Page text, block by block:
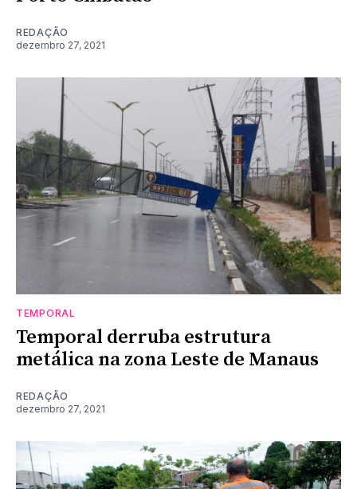
REDAÇÃO
dezembro 27, 2021
TEMPORAL
Temporal derruba estrutura
metálica na zona Leste de Manaus
REDAÇÃO
dezembro 27, 2021